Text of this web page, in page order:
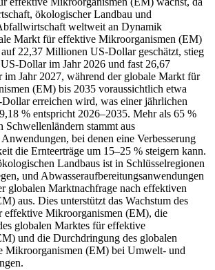
ökologischer Landbau und
weltweit an Dynamik
Markt für effektive Mikroorganismen (EM)
22,37 Millionen US-Dollar geschätzt, stieg
Dollar im Jahr 2026 und fast 26,67
Jahr 2027, während der globale Markt für
(EM) bis 2035 voraussichtlich etwa
erreichen wird, was einer jährlichen
% entspricht 2026–2035. Mehr als 65 %
Schwellenländern stammt aus
bei denen eine Verbesserung
die Ernteerträge um 15–25 % steigern kann.
Landbaus ist in Schlüsselregionen
und Abwasseraufbereitungsanwendungen
globalen Marktnachfrage nach effektiven
aus. Dies unterstützt das Wachstum des
effektive Mikroorganismen (EM), die
globalen Marktes für effektive
und die Durchdringung des globalen
Mikroorganismen (EM) bei Umwelt- und